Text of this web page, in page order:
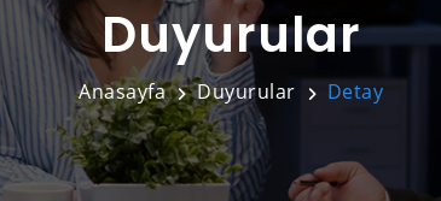
Duyurular
Anasayfa Duyurular Detay